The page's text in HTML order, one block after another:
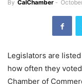
By CalChamber -
Legislators are
how often they
Chamber of